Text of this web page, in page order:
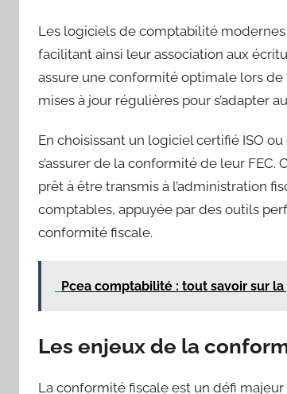
Les logiciels de comptabilité
facilitant ainsi leur association aux
assure une conformité optimale lors de
mises à jour régulières pour s’adapter
En choisissant un logiciel certifié ISO
s’assurer de la conformité de leur
prêt à être transmis à l’administration
comptables, appuyée par des outils
conformité fiscale.
Pcea comptabilité : tout savoir sur
Les enjeux de la
La conformité fiscale est un défi